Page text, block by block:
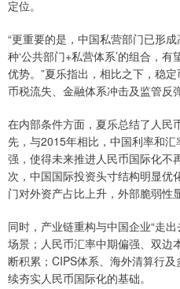
定位。
“更重要的是，中国私营部门已形
种‘公共部门+私营体系’的组合，
优势。”夏乐指出，相比之下，稳
币税流失、金融体系冲击及监管反
在内部条件方面，夏乐总结了人民
先，与2015年相比，中国利率和
强，使得未来推进人民币国际化不
次，中国国际投资头寸结构明显优
门对外资产占比上升，外部脆弱性
同时，产业链重构与中国企业“走
场景；人民币汇率中期偏强、双边
断积累；CIPS体系、海外清算行
续夯实人民币国际化的基础。